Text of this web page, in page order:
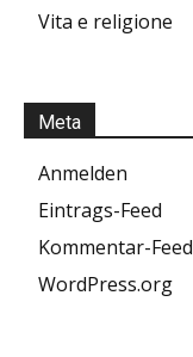
Vita e religione
Meta
Anmelden
Eintrags-Feed
Kommentar-Feed
WordPress.org